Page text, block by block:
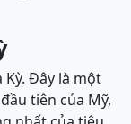
Kỳ. Đây là một
tiên của Mỹ,